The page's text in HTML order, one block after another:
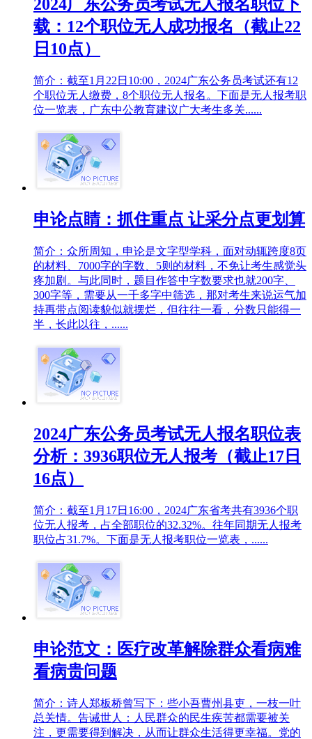
2024广东公务员考试无人报名职位下
载：12个职位无人成功报名（截止22
日10点）
简介：截至1月22日10:00，2024广东公务员考试还有12
个职位无人缴费，8个职位无人报名。下面是无人报考职
位一览表，广东中公教育建议广大考生多关......
申论点睛：抓住重点 让采分点更划算
简介：众所周知，申论是文字型学科，面对动辄跨度8页
的材料、7000字的字数、5则的材料，不免让考生感觉头
疼加剧。与此同时，题目作答中字数要求也就200字、
300字等，需要从一千多字中筛选，那对考生来说运气加
持再带点阅读貌似就摆烂，但往往一看，分数只能得一
半，长此以往，......
2024广东公务员考试无人报名职位表
分析：3936职位无人报考（截止17日
16点）
简介：截至1月17日16:00，2024广东省考共有3936个职
位无人报考，占全部职位的32.32%。往年同期无人报考
职位占31.7%。下面是无人报考职位一览表，......
申论范文：医疗改革解除群众看病难
看病贵问题
简介：诗人郑板桥曾写下：些小吾曹州县吏，一枝一叶
总关情。告诫世人：人民群众的民生疾苦都需要被关
注，更需要得到解决，从而让群众生活得更幸福。党的